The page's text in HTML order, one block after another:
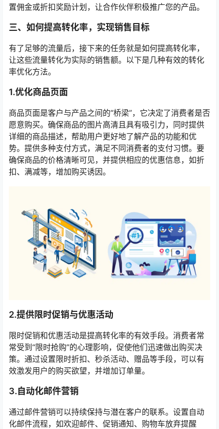
置佣金或折扣奖励计划，让合作伙伴积极推广您的产品。
三、如何提高转化率，实现销售目标
有了足够的流量后，接下来的任务就是如何提高转化率，
让这些流量转化为实际的销售额。以下是几种有效的转化
率优化方法。
1.优化商品页面
商品页面是客户与产品之间的“桥梁”，它决定了消费者是否
愿意购买。确保商品的图片高清且具有吸引力，同时提供
详细的商品描述，帮助用户更好地了解产品的功能和优
势。提供多种支付方式，满足不同消费者的支付习惯。要
确保商品的价格清晰可见，并提供相应的优惠信息，如折
扣、满减等，增加购买诱因。
2.提供限时促销与优惠活动
限时促销和优惠活动是提高转化率的有效手段。消费者常
常受到“限时抢购”的心理影响，促使他们迅速做出购买决
策。通过设置限时折扣、秒杀活动、赠品等手段，可以有
效激发用户的购买欲望，并增加订单量。
3.自动化邮件营销
通过邮件营销可以持续保持与潜在客户的联系。设置自动
化邮件流程，如欢迎邮件、促销通知、购物车放弃提醒